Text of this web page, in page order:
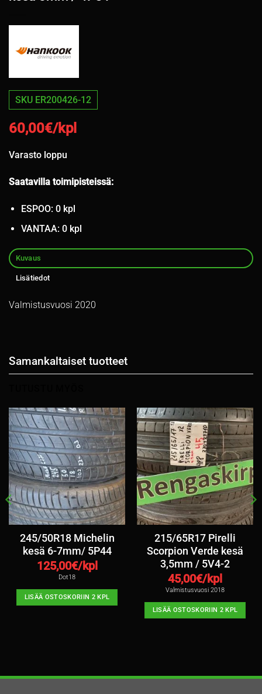
SKU ER200426-12
60,00€/kpl
Varasto loppu
Saatavilla toimipisteissä:
ESPOO: 0 kpl
VANTAA: 0 kpl
Kuvaus
Lisätiedot
Valmistusvuosi 2020
Samankaltaiset tuotteet
245/50R18 Michelin
kesä 6-7mm/ 5P44
125,00€/kpl
Dot18
LISÄÄ OSTOSKORIIN 2 KPL
215/65R17 Pirelli
Scorpion Verde kesä
3,5mm / 5V4-2
45,00€/kpl
Valmistusvuosi 2018
LISÄÄ OSTOSKORIIN 2 KPL